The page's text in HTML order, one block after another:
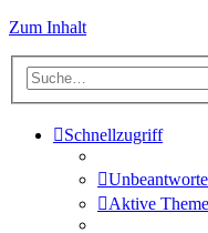
Zum Inhalt
Schnellzugriff
Aktive